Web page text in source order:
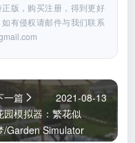
版，购买注册，得到更好
有侵权请邮件与我们联系
一篇
2021-08-13
园模拟器：繁花似
/Garden Simulator